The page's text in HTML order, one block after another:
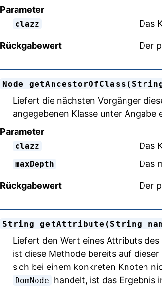
Parameter
clazz Das
Rückgabewert Der
Node
Liefert die nächsten Vorgänger
angegebenen Klasse unter Angabe
Parameter
clazz Das
maxDepth Das
Rückgabewert Der
String getAttribute(String
Liefert den Wert eines Attributs
ist diese Methode bereits auf dieser
sich bei einem konkreten Knoten
DomNode
handelt, ist das Ergebnis